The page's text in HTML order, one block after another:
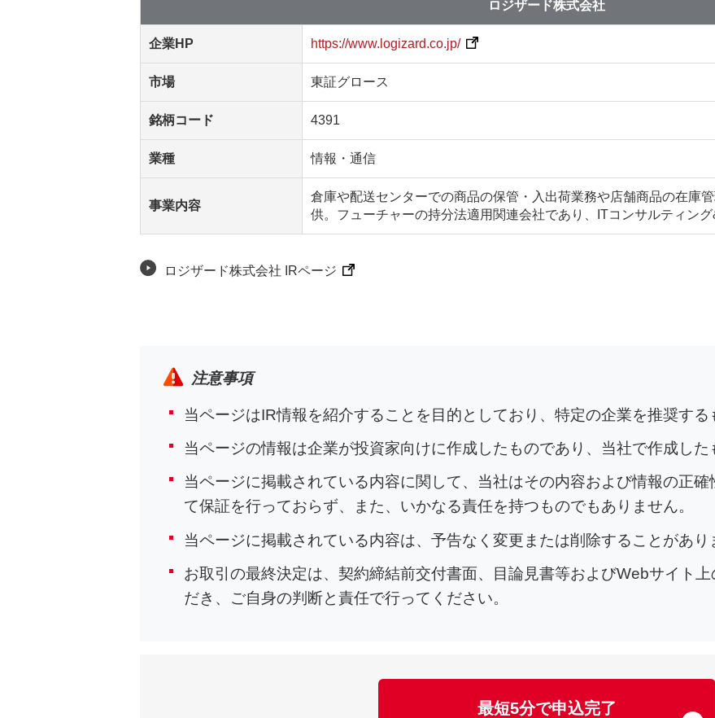
ロジザード株式会社
企業HP https://www.logizard.co.jp/
市場 東証グロース
銘柄コード 4391
業種 情報・通信
事業内容
倉庫や配送センターでの商品の保管・入出荷業務や店舗商品の在庫
供。フューチャーの持分法適用関連会社であり、ITコンサルティング
ロジザード株式会社 IRページ
注意事項
当ページはIR情報を紹介することを目的としており、特定の企業を推奨する
当ページの情報は企業が投資家向けに作成したものであり、当社で作成した
当ページに掲載されている内容に関して、当社はその内容および情報の正
て保証を行っておらず、また、いかなる責任を持つものでもありません。
当ページに掲載されている内容は、予告なく変更または削除することがあり
お取引の最終決定は、契約締結前交付書面、目論見書等およびWebサイト
だき、ご自身の判断と責任で行ってください。
最短5分で申込完了